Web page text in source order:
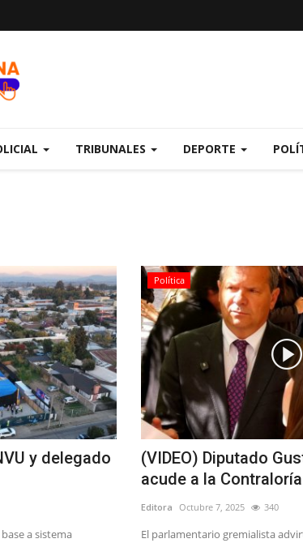
TRIBUNALES DEPORTE
y delegado
a sistema
Política
(VIDEO) Diputado
acude a la
Editora Octubre 7, 2025 340
El parlamentario gremialista